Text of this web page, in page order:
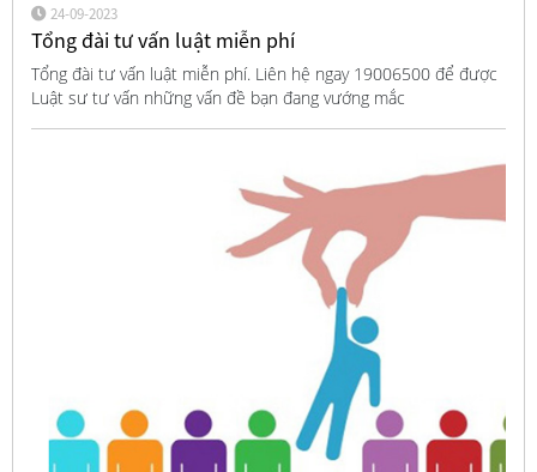
24-09-2023
Tổng đài tư vấn luật miễn phí
Tổng đài tư vấn luật miễn phí. Liên hệ ngay 19006500 để được
Luật sư tư vấn những vấn đề bạn đang vướng mắc